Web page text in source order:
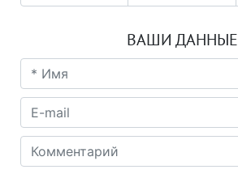
ВАШИ ДАННЫЕ